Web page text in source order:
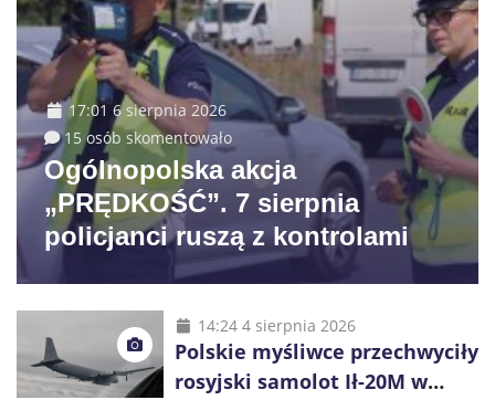
17:01 6 sierpnia 2026
15 osób skomentowało
Ogólnopolska akcja
„PRĘDKOŚĆ”. 7 sierpnia
policjanci ruszą z kontrolami
14:24 4 sierpnia 2026
Polskie myśliwce przechwyciły
rosyjski samolot Ił-20M w